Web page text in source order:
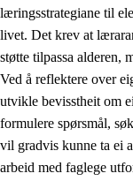
Prinsipp
2.1 Sosial
læringsstrategiane til
livet. Det krev at
støtte tilpassa alderen,
Ved å reflektere over
utvikle bevisstheit om
formulere spørsmål,
vil gradvis kunne ta ei
arbeid med faglege